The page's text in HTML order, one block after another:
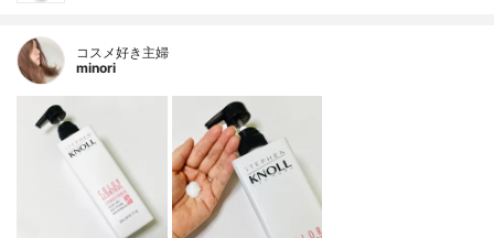
コスメ好き主婦
minori